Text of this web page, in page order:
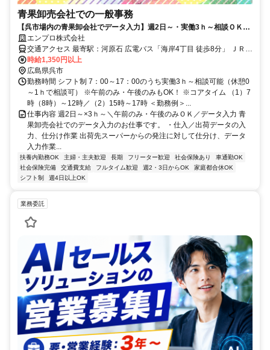
青果卸売会社での一般事務
【呉市場内の青果卸会社でデータ入力】週2日～・実働3ｈ～相談ＯＫ＼
事務経験あれば〇／午前・午後のみもOK
エンプロ株式会社
交通アクセス 最寄駅：河原石 広電バス「海岸4丁目 徒歩8分」 ＪＲ呉
線「河原石駅 徒歩13分」 ＪＲ呉線「呉駅 車10分」 ＪＲ呉線「坂駅
車21分」 ＪＲ呉線「広駅 車25分」 所在地：広島県呉市光町 ※車通
勤OK（P無料）
時給1,350円以上
広島県呉市
勤務時間 シフト制 7：00～17：00のうち実働3ｈ～相談可能（休憩0
～1ｈで相談可） ※午前のみ・午後のみもOK！ ※コアタイム （1）7
時（8時）～12時／（2）15時～17時 ＜勤務例＞...
仕事内容 週2日～×3ｈ～＼午前のみ・午後のみＯＫ／データ入力 青
果卸売会社でのデータ入力のお仕事です。 ・仕入／出荷データの入
力、仕分け作業 出荷先スーパーからの発注に対して仕分け、データ
入力作業...
扶養内勤務OK 主婦・主夫歓迎 長期 フリーター歓迎 社会保険あり
車通勤OK
社会保険完備
交通費支給 フルタイム歓迎 週2・3日からOK
家庭都合休OK
シフト制
週4日以上OK
業務委託